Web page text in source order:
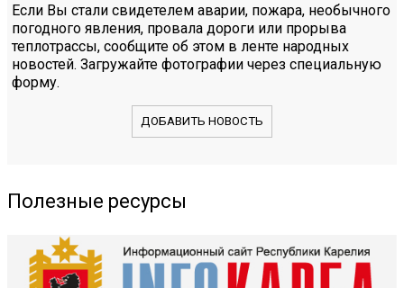
Если Вы стали свидетелем аварии, пожара, необычного
погодного явления, провала дороги или прорыва
теплотрассы, сообщите об этом в ленте народных
новостей. Загружайте фотографии через специальную
форму.
ДОБАВИТЬ НОВОСТЬ
Полезные ресурсы